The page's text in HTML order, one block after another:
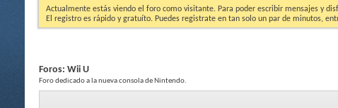
Actualmente estás viendo el foro como visitante. Para poder escribir mensajes y
El registro es rápido y gratuíto. Puedes registrate en tan solo un par de minutos,
Foros: Wii U
Foro dedicado a la nueva consola de Nintendo.